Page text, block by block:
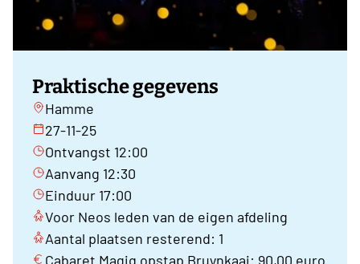
Praktische gegevens
Hamme
27-11-25
Ontvangst 12:00
Aanvang 12:30
Einduur 17:00
Voor Neos leden van de eigen afdeling
Aantal plaatsen resterend: 1
Cabaret Magiq opstap Bruynkaai: 90,00 euro